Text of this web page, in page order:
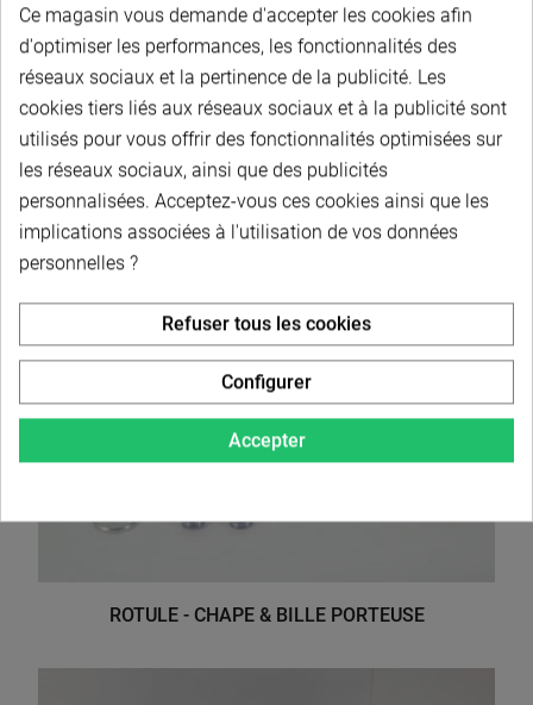
ROULEMENT - PALIER & BAGUE
ROTULE - CHAPE & BILLE PORTEUSE
Ce magasin vous demande d'accepter les cookies afin
d'optimiser les performances, les fonctionnalités des
réseaux sociaux et la pertinence de la publicité. Les
cookies tiers liés aux réseaux sociaux et à la publicité sont
utilisés pour vous offrir des fonctionnalités optimisées sur
les réseaux sociaux, ainsi que des publicités
personnalisées. Acceptez-vous ces cookies ainsi que les
implications associées à l'utilisation de vos données
personnelles ?
Accepter
Refuser tous les cookies
Configurer